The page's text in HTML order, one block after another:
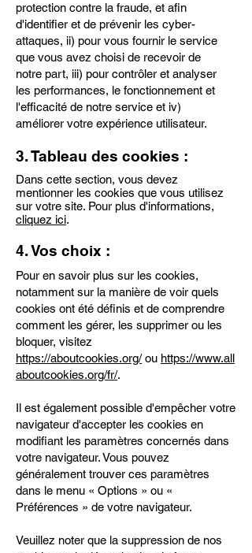
protection contre la fraude, et afin
d'identifier et de prévenir les cyber-
attaques, ii) pour vous fournir le service
que vous avez choisi de recevoir de
notre part, iii) pour contrôler et analyser
les performances, le fonctionnement et
l'efficacité de notre service et iv)
améliorer votre expérience utilisateur.
3. Tableau des cookies :
Dans cette section, vous devez
mentionner les cookies que vous utilisez
sur votre site. Pour plus d'informations,
cliquez ici.
4. Vos choix :
Pour en savoir plus sur les cookies,
notamment sur la manière de voir quels
cookies ont été définis et de comprendre
comment les gérer, les supprimer ou les
bloquer, visitez
https://aboutcookies.org/ ou https://www.all
aboutcookies.org/fr/.
Il est également possible d'empêcher votre
navigateur d'accepter les cookies en
modifiant les paramètres concernés dans
votre navigateur. Vous pouvez
généralement trouver ces paramètres
dans le menu « Options » ou «
Préférences » de votre navigateur.
Veuillez noter que la suppression de nos